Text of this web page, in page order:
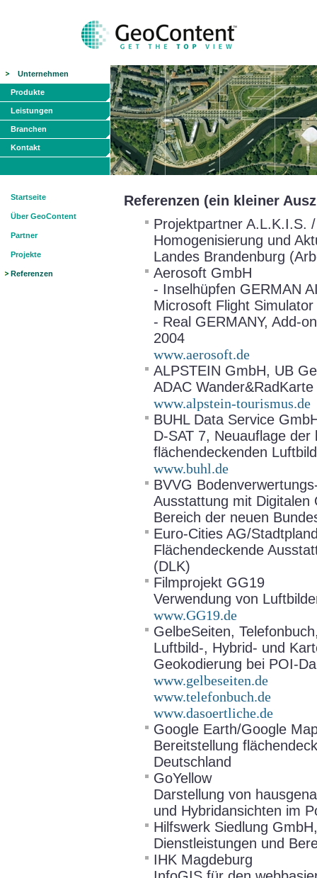
Unternehmen
Produkte
Leistungen
Branchen
Kontakt
Startseite
Über GeoContent
Partner
Projekte
Referenzen
Referenzen (ein kleiner
Projektpartner A.L.K.I.S.
Homogenisierung und
Landes Brandenburg
Aerosoft GmbH
- Inselhüpfen GERMAN
Microsoft Flight
- Real GERMANY, Add-
2004
www.aerosoft.de
ALPSTEIN GmbH, UB
ADAC
www.alpstein-tourismus.de
BUHL Data Service
D-SAT 7, Neuauflage
flächendeckenden
www.buhl.de
BVVG
Ausstattung mit
Bereich der neuen
Euro-Cities AG/
Flächendeckende
(DLK)
Filmprojekt GG19
Verwendung von
www.GG19.de
GelbeSeiten,
Luftbild-, Hybrid- und
Geokodierung bei POI-
www.gelbeseiten.de
www.telefonbuch.de
www.dasoertliche.de
Google Earth/Google
Bereitstellung
Deutschland
GoYellow
Darstellung von
und Hybridansichten im
Hilfswerk Siedlung
Dienstleistungen und
IHK Magdeburg